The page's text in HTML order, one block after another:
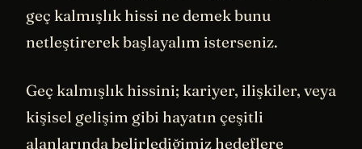
geç kalmışlık hissi ne demek bunu
netleştirerek başlayalım isterseniz.
Geç kalmışlık hissini; kariyer, ilişkiler, veya
kişisel gelişim gibi hayatın çeşitli
alanlarında belirlediğimiz hedeflere